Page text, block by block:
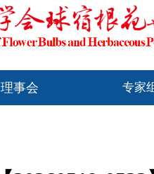
理事会 专家